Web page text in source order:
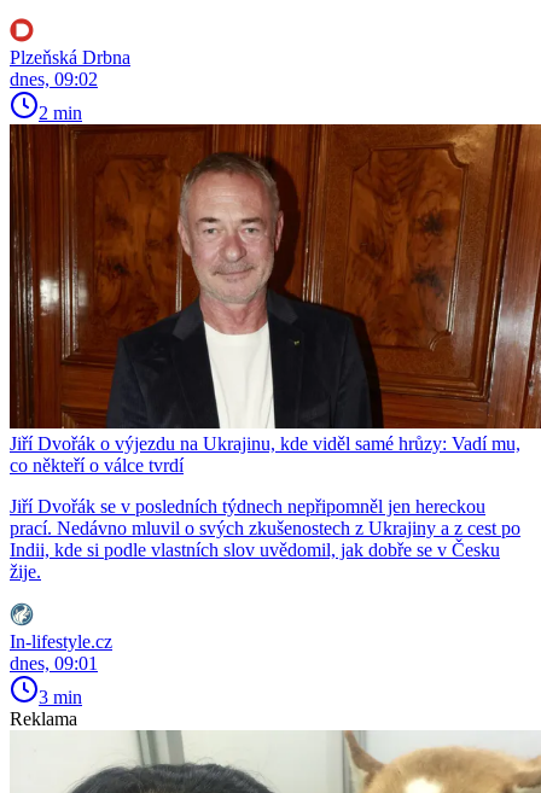
Plzeňská Drbna
dnes, 09:02
2 min
Jiří Dvořák o výjezdu na Ukrajinu, kde viděl samé hrůzy: Vadí mu,
co někteří o válce tvrdí
Jiří Dvořák se v posledních týdnech nepřipomněl jen hereckou
prací. Nedávno mluvil o svých zkušenostech z Ukrajiny a z cest po
Indii, kde si podle vlastních slov uvědomil, jak dobře se v Česku
žije.
In-lifestyle.cz
dnes, 09:01
3 min
Reklama